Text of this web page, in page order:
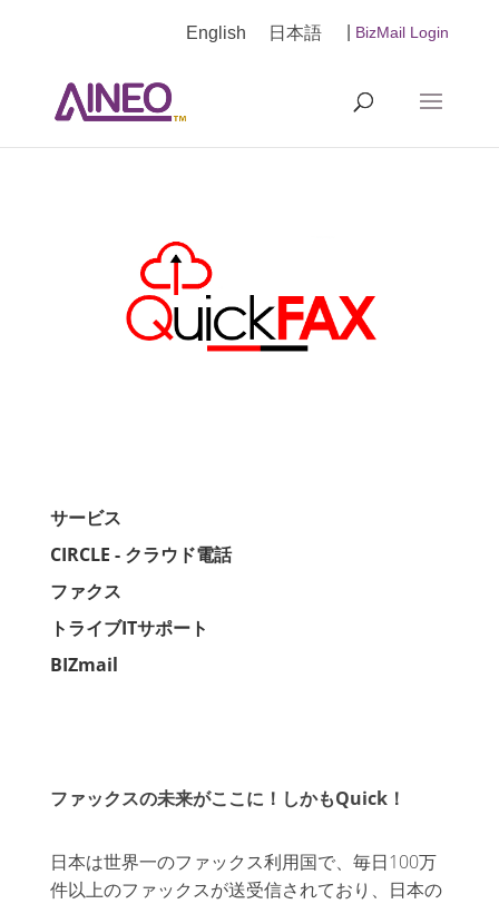
English 日本語 BizMail Login
サービス
CIRCLE - クラウド電話
ファクス
トライブITサポート
BIZmail
ファックスの未来がここに！しかもQuick！
日本は世界一のファックス利用国で、毎日100万
件以上のファックスが送受信されており、日本の